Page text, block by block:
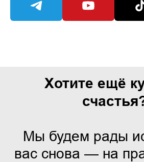
Хотите ещё
Мы будем рады
вас снова — на